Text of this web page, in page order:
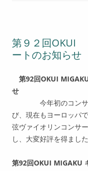
第９２回OKUI
ートのお知らせ
第92回OKUI
今年初のコン
び、現在もヨーロッパ
弦ヴァイオリンコンサ
し、大変好評を得まし
第92回OKUI MIGAKU